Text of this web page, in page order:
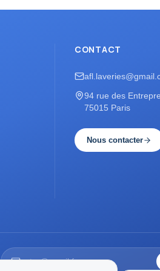
CONTACT
94 rue des
75015 Paris
Nous contacter